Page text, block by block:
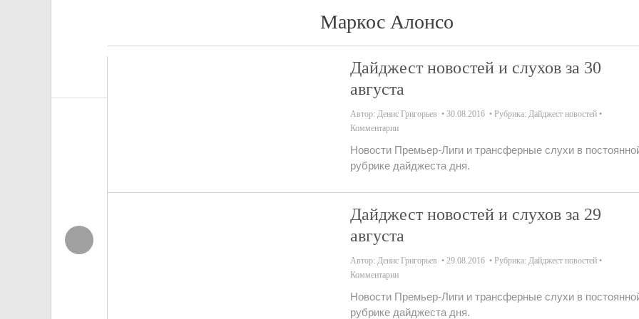
Маркос Алонсо
Дайджест новостей и слухов за 30
августа
Автор: Денис Григорьев 30.08.2016 Рубрика: Дайджест новостей
Комментарии
Новости Премьер-Лиги и трансферные слухи в
рубрике дайджеста дня.
Дайджест новостей и слухов за 29
августа
Автор: Денис Григорьев 29.08.2016 Рубрика: Дайджест новостей
Комментарии
Новости Премьер-Лиги и трансферные слухи в
рубрике дайджеста дня.